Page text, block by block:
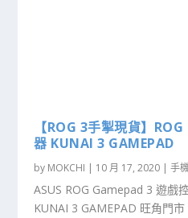
【ROG 3手掣現貨】
器 KUNAI 3 GAMEPAD
by MOKCHI 10 月 17, 2020 |手
ASUS ROG Gamepad 3 遊戲
KUNAI 3 GAMEPAD 旺角門